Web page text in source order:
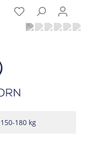
180 kg